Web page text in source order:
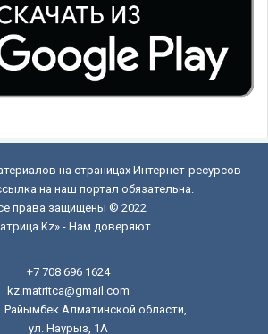
на страницах Интернет-ресурсов
на наш портал обязательна.
права защищены © 2022
- Нам доверяют
+7 708 696 1624
kz.matritca@gmail.com
Райымбек Алматинской области,
ул. Наурыз, 1А